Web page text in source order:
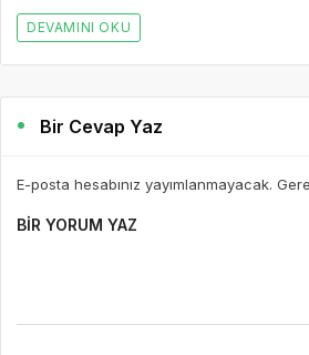
DEVAMINI OKU
Bir Cevap Yaz
E-posta hesabınız yayımlanmayacak.
BIR YORUM YAZ